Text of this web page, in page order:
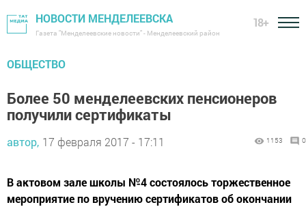
НОВОСТИ МЕНДЕЛЕЕВСКА
Газета "Менделеевские новости" - Менделеевский район
18+
ОБЩЕСТВО
Более 50 менделеевских пенсионеров
получили сертификаты
автор, 17 февраля 2017 - 17:11 1153 0
В актовом зале школы №4 состоялось торжественное
мероприятие по вручению сертификатов об окончании